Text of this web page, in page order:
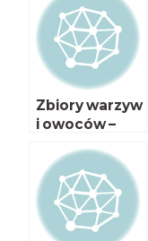
Zbiory warzyw
i owoców –